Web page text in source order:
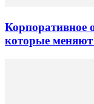
Корпоративное
которые